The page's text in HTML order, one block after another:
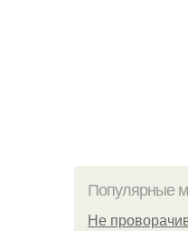
Популярные
Не